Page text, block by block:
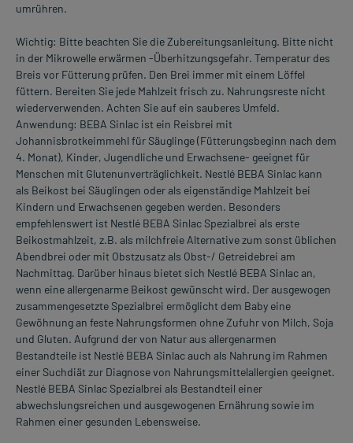
umrühren.
Wichtig: Bitte beachten Sie die Zubereitungsanleitung. Bitte nicht
in der Mikrowelle erwärmen -Überhitzungsgefahr. Temperatur des
Breis vor Fütterung prüfen. Den Brei immer mit einem Löffel
füttern. Bereiten Sie jede Mahlzeit frisch zu. Nahrungsreste nicht
wiederverwenden. Achten Sie auf ein sauberes Umfeld.
Anwendung: BEBA Sinlac ist ein Reisbrei mit
Johannisbrotkeimmehl für Säuglinge (Fütterungsbeginn nach dem
4. Monat), Kinder, Jugendliche und Erwachsene- geeignet für
Menschen mit Glutenunverträglichkeit. Nestlé BEBA Sinlac kann
als Beikost bei Säuglingen oder als eigenständige Mahlzeit bei
Kindern und Erwachsenen gegeben werden. Besonders
empfehlenswert ist Nestlé BEBA Sinlac Spezialbrei als erste
Beikostmahlzeit, z.B. als milchfreie Alternative zum sonst üblichen
Abendbrei oder mit Obstzusatz als Obst-/ Getreidebrei am
Nachmittag. Darüber hinaus bietet sich Nestlé BEBA Sinlac an,
wenn eine allergenarme Beikost gewünscht wird. Der ausgewogen
zusammengesetzte Spezialbrei ermöglicht dem Baby eine
Gewöhnung an feste Nahrungsformen ohne Zufuhr von Milch, Soja
und Gluten. Aufgrund der von Natur aus allergenarmen
Bestandteile ist Nestlé BEBA Sinlac auch als Nahrung im Rahmen
einer Suchdiät zur Diagnose von Nahrungsmittelallergien geeignet.
Nestlé BEBA Sinlac Spezialbrei als Bestandteil einer
abwechslungsreichen und ausgewogenen Ernährung sowie im
Rahmen einer gesunden Lebensweise.